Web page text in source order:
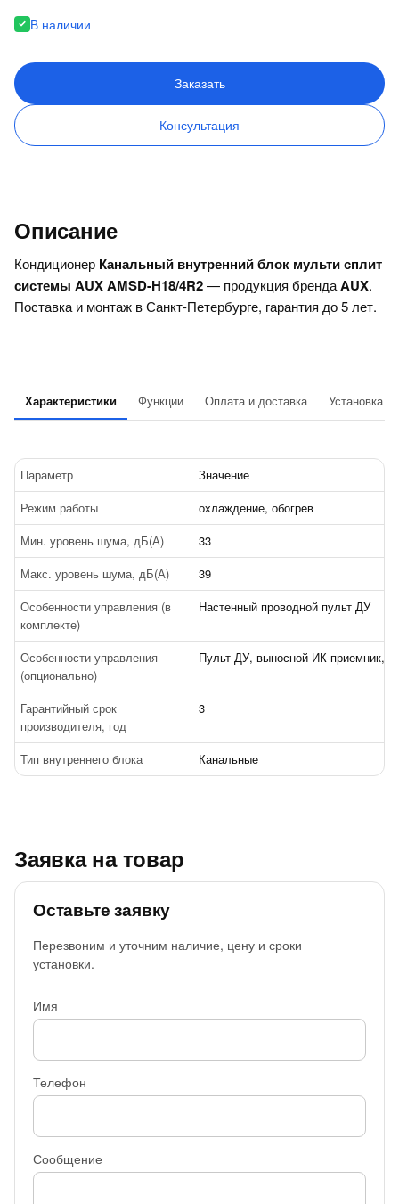
В наличии
Заказать
Консультация
Описание
Кондиционер Канальный внутренний блок мульти сплит
системы AUX AMSD-H18/4R2— продукция брендаAUX.
Поставка и монтаж в Санкт-Петербурге, гарантия до 5 лет.
Характеристики Функции Оплата и доставка Установка
Параметр
Значение
Режим работы
охлаждение, обогрев
Мин. уровень шума, дБ(А)
33
Макс. уровень шума, дБ(А)
39
Особенности управления (в
комплекте)
Настенный проводной пульт ДУ
Особенности управления
(опционально)
Пульт ДУ, выносной ИК-приемник,
Гарантийный срок
производителя, год
3
Тип внутреннего блока Канальные
Заявка на товар
Оставьте заявку
Перезвоним и уточним наличие, цену и сроки
установки.
Имя
Телефон
Сообщение